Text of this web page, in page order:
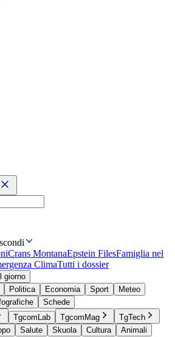
Crans MontanaEpstein FilesFamiglia nel
ClimaTutti i dossier
giorno
Politica Economia Sport
Meteo
Schede
TgcomLab TgcomMag
TgTech
Salute Skuola Cultura
Animali